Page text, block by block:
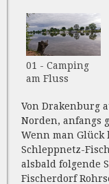
01 - Camping
am Fluss
Von Drakenburg
Norden, anfangs
Wenn man
Schleppnetz-
alsbald folgende
Fischerdorf